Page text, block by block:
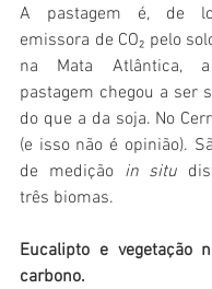
A pastagem é, de
emissora de CO₂ pelo
na Mata Atlântica,
pastagem chegou a ser
do que a da soja. No
(e isso não é opinião).
de medição in situ
três biomas.
Eucalipto e vegetação
carbono.